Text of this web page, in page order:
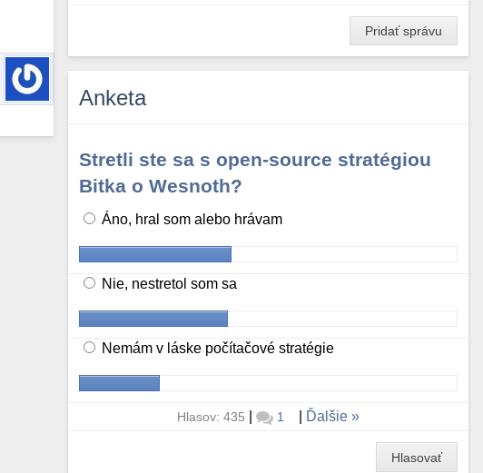
Pridať správu
Anketa
Stretli ste sa s open-source stratégiou
Bitka o Wesnoth?
Áno, hral som alebo hrávam
Nie, nestretol som sa
Nemám v láske počítačové stratégie
Hlasov: 435 | 1 Ďalšie
Hlasovať